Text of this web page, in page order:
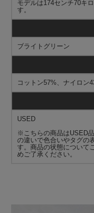
モデルは174センチ70キ
す。
ブライトグリーン
コットン57%、ナイロン
USED
※こちらの商品はUSED
の違いで色合いやタグの
す。商品の状態について
めご了承ください。